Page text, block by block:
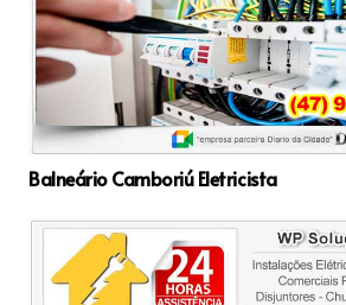
Balneário Camboriú Eletricista